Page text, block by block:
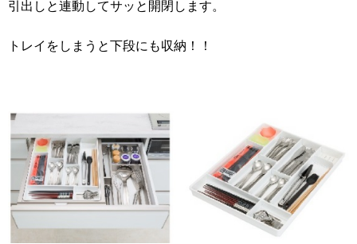
引出しと連動してサッと開閉します。
トレイをしまうと下段にも収納！！